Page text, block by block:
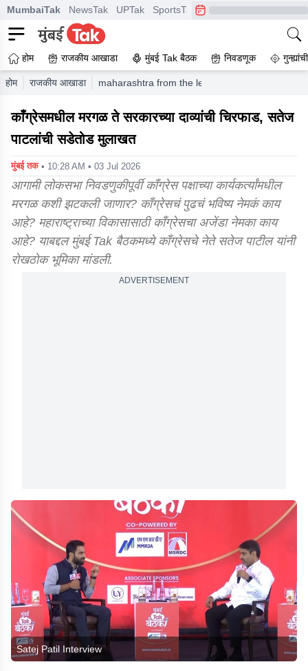
MumbaiTak NewsTak UPTak SportsTak CrimeTak
होम राजकीय आखाडा मुंबई Tak बैठक निवडणूक
होम राजकीय आखाडा maharashtra from the lethargy within the
काँग्रेसमधील मरगळ ते सरकारच्या दाव्यांची चिरफाड, सतेज
पाटलांची सडेतोड मुलाखत
मुंबई तक • 10:28 AM • 03 Jul 2026
आगामी लोकसभा निवडणुकीपूर्वी काँग्रेस पक्षाच्या कार्यकर्त्यांमधील
मरगळ कशी झटकली जाणार? काँग्रेसचं पुढचं भविष्य नेमकं काय
आहे? महाराष्ट्राच्या विकासासाठी काँग्रेसचा अजेंडा नेमका काय
आहे? याबद्दल मुंबई Tak बैठकमध्ये काँग्रेसचे नेते सतेज पाटील यांनी
रोखठोक भूमिका मांडली.
ADVERTISEMENT
Satej Patil Interview